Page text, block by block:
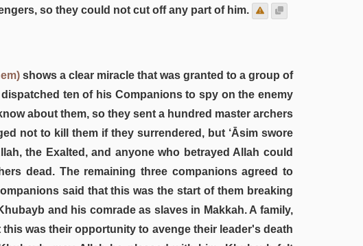
so they could not cut off any part of him.
shows a clear miracle that was granted to a group of
ten of his Companions to spy on the enemy
about them, so they sent a hundred master archers
not to kill them if they surrendered, but ‘Āsim swore
the Exalted, and anyone who betrayed Allah could
dead. The remaining three companions agreed to
said that this was the start of them breaking
and his comrade as slaves in Makkah. A family,
was their opportunity to avenge their leader's death